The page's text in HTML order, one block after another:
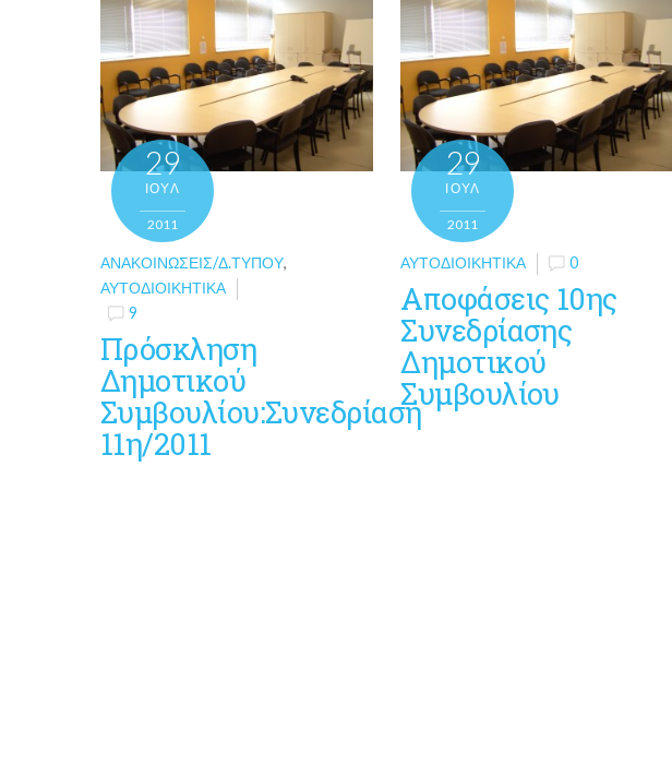
29
ΙΟΎΛ
2011
ΑΝΑΚΟΙΝΏΣΕΙΣ/Δ.ΤΎΠΟΥ,
ΑΥΤΟΔΙΟΙΚΗΤΙΚΆ
9
Πρόσκληση
Δημοτικού
Συμβουλίου:Συνεδρίαση
11η/2011
29
ΙΟΎΛ
2011
ΑΥΤΟΔΙΟΙΚΗΤΙΚΆ 0
Αποφάσεις 10ης
Συνεδρίασης
Δημοτικού
Συμβουλίου